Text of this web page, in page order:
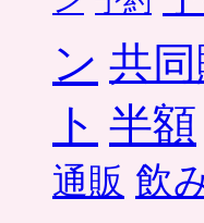
ン 共
ト 半額
通販 飲